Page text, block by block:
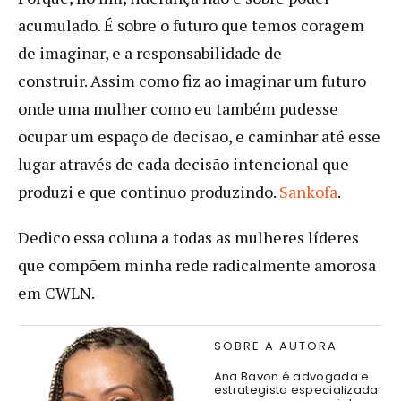
acumulado. É sobre o futuro que temos coragem
de imaginar, e a responsabilidade de
construir. Assim como fiz ao imaginar um futuro
onde uma mulher como eu também pudesse
ocupar um espaço de decisão, e caminhar até esse
lugar através de cada decisão intencional que
produzi e que continuo produzindo. Sankofa.
Dedico essa coluna a todas as mulheres líderes
que compõem minha rede radicalmente amorosa
em CWLN.
SOBRE A AUTORA
Ana Bavon é advogada e
estrategista especializada